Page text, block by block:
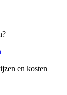
en kosten